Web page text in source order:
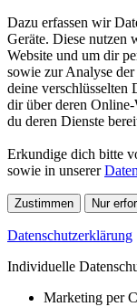
Dazu erfassen wir
Geräte. Diese nutzen
Website und um dir
sowie zur Analyse
deine verschlüsselten
dir über deren
du deren Dienste
Erkundige dich bitte
sowie in unserer
Zustimmen Nur
Datenschutzerklärung
Individuelle
Marketing per